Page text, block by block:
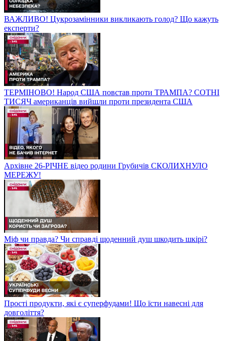
ВАЖЛИВО! Цукрозамінники викликають голод? Що кажуть
експерти?
ТЕРМІНОВО! Народ США повстав проти ТРАМПА? СОТНІ
ТИСЯЧ американців вийшли проти президента США
Архівне 26-РІЧНЕ відео родини Грубичів СКОЛИХНУЛО
МЕРЕЖУ!
Міф чи правда? Чи справді щоденний душ шкодить шкірі?
Прості продукти, які є суперфудами! Що їсти навесні для
довголіття?